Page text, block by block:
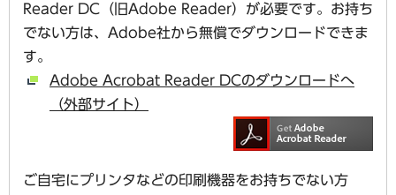
Reader DC（旧Adobe Reader）が必要です。お持ち
でない方は、Adobe社から無償でダウンロードできま
す。
Adobe Acrobat Reader DCのダウンロードへ
（外部サイト）
ご自宅にプリンタなどの印刷機器をお持ちでない方